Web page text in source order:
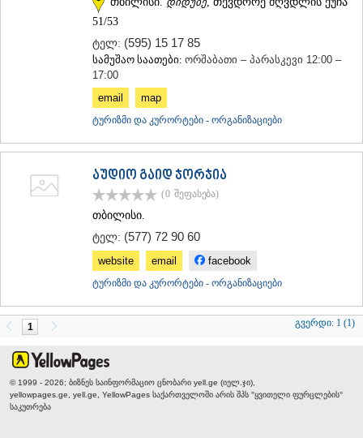
51/53
ტელ: (595) 15 17 85
სამუშაო საათები: ორშაბათი – პარასკევი 12:00 –
17:00
email
map
ტურიზმი და კურორტები - ორგანიზაციები
აუდიო გაიდ ჯორჯია
(0 შეფასება)
თბილისი.
ტელ: (577) 72 90 60
website email facebook
ტურიზმი და კურორტები - ორგანიზაციები
1 გვერდი: 1 (1)
© 1999 - 2026; ბიზნეს საინფორმაციო ცნობარი yell.ge (იელ.ჯი),
yellowpages.ge, yell.ge, YellowPages საქართველოში არის შპს "ყვითელი ფურცლების"
საკუთრება